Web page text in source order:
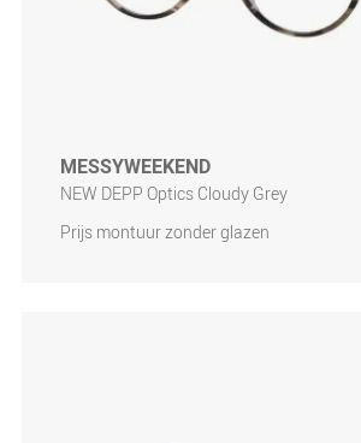
MESSYWEEKEND
NEW DEPP Optics Cloudy Grey
Prijs montuur zonder glazen